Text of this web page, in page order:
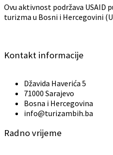
Ovu aktivnost podržava USAID
turizma u Bosni i Hercegovini
Kontakt informacije
Džavida Haverića 5
71000 Sarajevo
Bosna i Hercegovina
info@turizambih.ba
Radno vrijeme